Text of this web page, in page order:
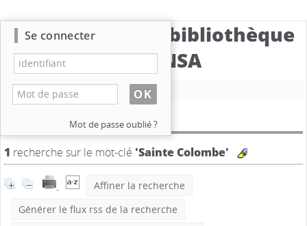
Catalogue de la bibliothèque
du CBNSA
Nouvelle recherche
Résultat de la recherche
1 recherche sur le mot-clé 'Sainte Colombe'
Affiner la recherche
Générer le flux rss de la recherche
Se connecter
Mot de passe oublié ?